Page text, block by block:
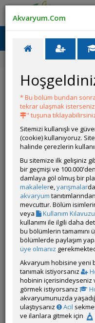
Ana Menü
Ana Sayfa
Forum
ÖZELLİKLER
Kullanıcı Adı:
Kullanıcı Grubu:
Geri Bildirimleri:
Aldığı Beğeni:
Hesap Durumu:
Durumu:
Üyelik Tarihi:
Son Ziyaret:
Toplam Mesaj:
Paylaşım Sayisı:
İlan Sayisı:
Üyenin Mesaj ve
Üyenin Açtığı
Akvaryum.Com
* Bu bölüm bundan
tekrar ulaşmak
" tuşuna
Sitemizi kullanışlı ve
(cookie) kullanıyoruz.
halinde çerezlerin
Bu sitemize ilk gelişiniz
bir geçmişi ve
damlaya göl olmuş bir
makalelere,yarışmalar
akvaryum tanıtımlarından
mevcuttur. Bölüm
veya
Kullanım Kılavuzu
kullanımı ile ilgili daha
bu bölümlerin
bölümlerde paylaşım
üye olmanız
Akvaryum hobisine yeni
tanımak istiyorsanız
hobinin içerisindeyseniz
görmek istiyorsanız
akvaryumunuzda
ulaştıysanız
Acil
ve ilanlara gitmek için